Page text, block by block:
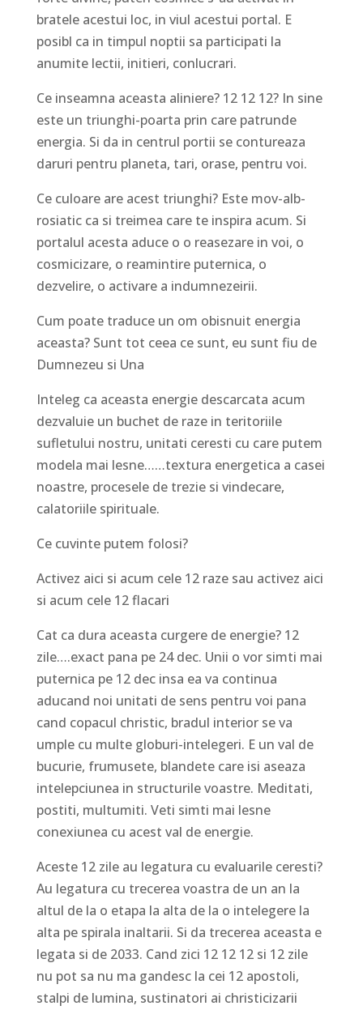
bratele acestui loc, in viul acestui portal. E
posibl ca in timpul noptii sa participati la
anumite lectii, initieri, conlucrari.
Ce inseamna aceasta aliniere? 12 12 12? In sine
este un triunghi-poarta prin care patrunde
energia. Si da in centrul portii se contureaza
daruri pentru planeta, tari, orase, pentru voi.
Ce culoare are acest triunghi? Este mov-alb-
rosiatic ca si treimea care te inspira acum. Si
portalul acesta aduce o o reasezare in voi, o
cosmicizare, o reamintire puternica, o
dezvelire, o activare a indumnezeirii.
Cum poate traduce un om obisnuit energia
aceasta? Sunt tot ceea ce sunt, eu sunt fiu de
Dumnezeu si Una
Inteleg ca aceasta energie descarcata acum
dezvaluie un buchet de raze in teritoriile
sufletului nostru, unitati ceresti cu care putem
modela mai lesne……textura energetica a casei
noastre, procesele de trezie si vindecare,
calatoriile spirituale.
Ce cuvinte putem folosi?
Activez aici si acum cele 12 raze sau activez aici
si acum cele 12 flacari
Cat ca dura aceasta curgere de energie? 12
zile….exact pana pe 24 dec. Unii o vor simti mai
puternica pe 12 dec insa ea va continua
aducand noi unitati de sens pentru voi pana
cand copacul christic, bradul interior se va
umple cu multe globuri-intelegeri. E un val de
bucurie, frumusete, blandete care isi aseaza
intelepciunea in structurile voastre. Meditati,
postiti, multumiti. Veti simti mai lesne
conexiunea cu acest val de energie.
Aceste 12 zile au legatura cu evaluarile ceresti?
Au legatura cu trecerea voastra de un an la
altul de la o etapa la alta de la o intelegere la
alta pe spirala inaltarii. Si da trecerea aceasta e
legata si de 2033. Cand zici 12 12 12 si 12 zile
nu pot sa nu ma gandesc la cei 12 apostoli,
stalpi de lumina, sustinatori ai christicizarii